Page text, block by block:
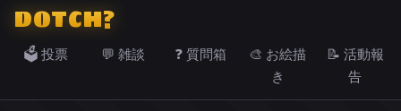
DOTCH?
🗳️ 投票 💬 雑談 ❓ 質問箱
🎨 お絵描
き
📝 活動報
告